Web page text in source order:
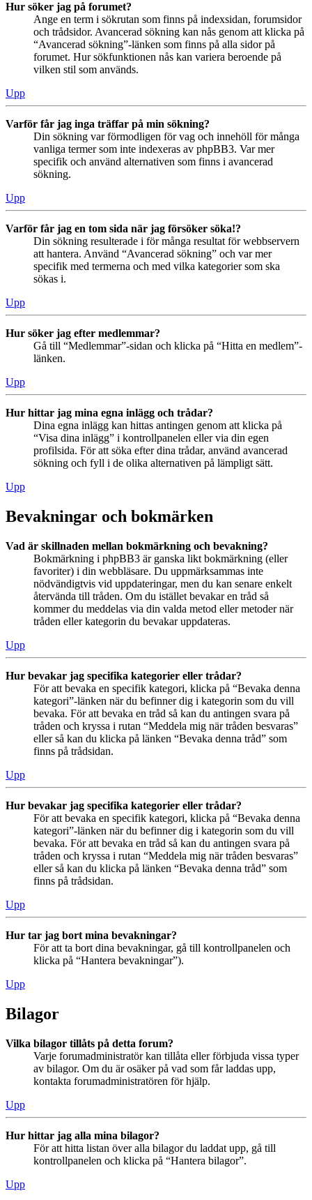
Hur söker jag på forumet?
Ange en term i sökrutan som finns på indexsidan, forumsidor
och trådsidor. Avancerad sökning kan nås genom att klicka på
“Avancerad sökning”-länken som finns på alla sidor på
forumet. Hur sökfunktionen nås kan variera beroende på
vilken stil som används.
Upp
Varför får jag inga träffar på min sökning?
Din sökning var förmodligen för vag och innehöll för många
vanliga termer som inte indexeras av phpBB3. Var mer
specifik och använd alternativen som finns i avancerad
sökning.
Upp
Varför får jag en tom sida när jag försöker söka!?
Din sökning resulterade i för många resultat för webbservern
att hantera. Använd “Avancerad sökning” och var mer
specifik med termerna och med vilka kategorier som ska
sökas i.
Upp
Hur söker jag efter medlemmar?
Gå till “Medlemmar”-sidan och klicka på “Hitta en medlem”-
länken.
Upp
Hur hittar jag mina egna inlägg och trådar?
Dina egna inlägg kan hittas antingen genom att klicka på
“Visa dina inlägg” i kontrollpanelen eller via din egen
profilsida. För att söka efter dina trådar, använd avancerad
sökning och fyll i de olika alternativen på lämpligt sätt.
Upp
Bevakningar och bokmärken
Vad är skillnaden mellan bokmärkning och bevakning?
Bokmärkning i phpBB3 är ganska likt bokmärkning (eller
favoriter) i din webbläsare. Du uppmärksammas inte
nödvändigtvis vid uppdateringar, men du kan senare enkelt
återvända till tråden. Om du istället bevakar en tråd så
kommer du meddelas via din valda metod eller metoder när
tråden eller kategorin du bevakar uppdateras.
Upp
Hur bevakar jag specifika kategorier eller trådar?
För att bevaka en specifik kategori, klicka på “Bevaka denna
kategori”-länken när du befinner dig i kategorin som du vill
bevaka. För att bevaka en tråd så kan du antingen svara på
tråden och kryssa i rutan “Meddela mig när tråden besvaras”
eller så kan du klicka på länken “Bevaka denna tråd” som
finns på trådsidan.
Upp
Hur bevakar jag specifika kategorier eller trådar?
För att bevaka en specifik kategori, klicka på “Bevaka denna
kategori”-länken när du befinner dig i kategorin som du vill
bevaka. För att bevaka en tråd så kan du antingen svara på
tråden och kryssa i rutan “Meddela mig när tråden besvaras”
eller så kan du klicka på länken “Bevaka denna tråd” som
finns på trådsidan.
Upp
Hur tar jag bort mina bevakningar?
För att ta bort dina bevakningar, gå till kontrollpanelen och
klicka på “Hantera bevakningar”).
Upp
Bilagor
Vilka bilagor tillåts på detta forum?
Varje forumadministratör kan tillåta eller förbjuda vissa typer
av bilagor. Om du är osäker på vad som får laddas upp,
kontakta forumadministratören för hjälp.
Upp
Hur hittar jag alla mina bilagor?
För att hitta listan över alla bilagor du laddat upp, gå till
kontrollpanelen och klicka på “Hantera bilagor”.
Upp